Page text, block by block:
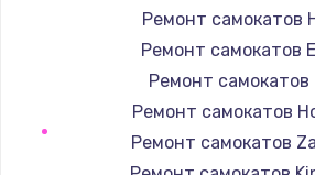
Замена SSD
990 руб.
Заказать
Восстановление
Ремонт самокатов
Ремонт самокатов
Ремонт самокатов
Ремонт самокатов
Ремонт самокатов